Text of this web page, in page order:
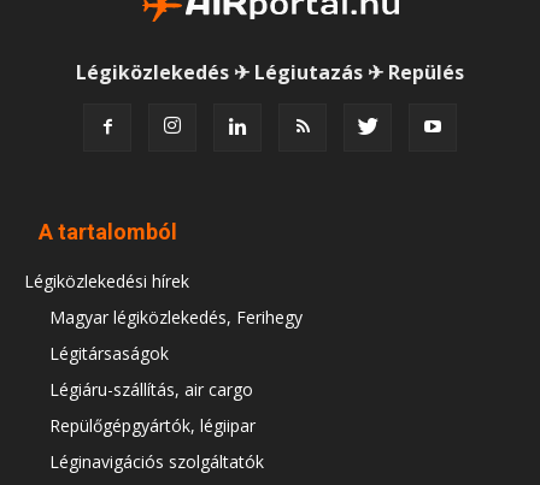
Légiközlekedés ✈ Légiutazás ✈ Repülés
A tartalomból
Légiközlekedési hírek
Magyar légiközlekedés, Ferihegy
Légitársaságok
Légiáru-szállítás, air cargo
Repülőgépgyártók, légiipar
Léginavigációs szolgáltatók